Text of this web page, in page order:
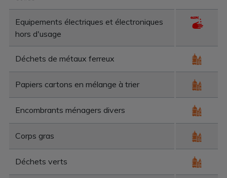
Equipements électriques et électroniques
hors d'usage
Déchets de métaux ferreux
Papiers cartons en mélange à trier
Encombrants ménagers divers
Corps gras
Déchets verts